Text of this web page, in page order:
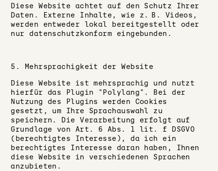
Diese Website achtet auf den Schutz Ihrer
Daten. Externe Inhalte, wie z. B. Videos,
werden entweder lokal bereitgestellt oder
nur datenschutzkonform eingebunden.
5. Mehrsprachigkeit der Website
Diese Website ist mehrsprachig und nutzt
hierfür das Plugin "Polylang". Bei der
Nutzung des Plugins werden Cookies
gesetzt, um Ihre Sprachauswahl zu
speichern. Die Verarbeitung erfolgt auf
Grundlage von Art. 6 Abs. 1 lit. f DSGVO
(berechtigtes Interesse), da ich ein
berechtigtes Interesse daran haben, Ihnen
diese Website in verschiedenen Sprachen
anzubieten.